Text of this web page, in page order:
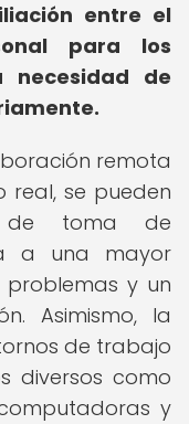
entre el
para los
necesidad de
remota
real, se pueden
de toma de
a una mayor
y un
Asimismo, la
de trabajo
diversos como
y